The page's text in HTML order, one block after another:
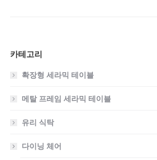
카테고리
확장형 세라믹 테이블
메탈 프레임 세라믹 테이블
유리 식탁
다이닝 체어